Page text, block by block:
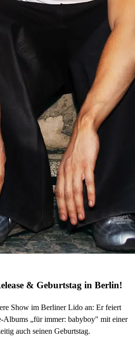
& Geburtstag in Berlin!
Show im Berliner Lido an: Er feiert
Albums „für immer: babyboy" mit einer
auch seinen Geburtstag.